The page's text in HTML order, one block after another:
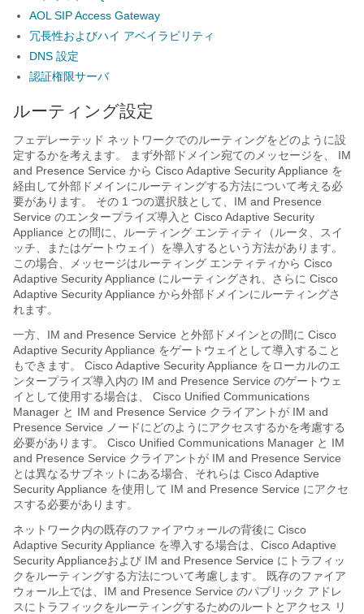
AOL SIP Access Gateway
冗長性およびハイ アベイラビリティ
DNS 設定
認証権限サーバ
ルーティング設定
フェデレーテッド ネットワークでのルーティングをどのように設
定するかを考えます。 まず外部ドメイン宛てのメッセージを、
IM
and Presence Service から Cisco Adaptive Security Appliance を
経由して外部ドメインにルーティングする方法について考える必
要があります。 その 1 つの選択肢として、 IM and Presence
Service のエンタープライズ導入と CiscoAdaptive Security
Appliance との間に、ルーティング エンティティ（ルータ、スイ
ッチ、またはゲートウェイ）を導入するという方法があります。
この場合、メッセージはルーティング エンティティから Cisco
Adaptive Security Appliance にルーティングされ、さらに Cisco
Adaptive Security Appliance から外部ドメインにルーティングさ
れます。
一方、 IM and Presence Service と外部ドメインとの間に Cisco
Adaptive Security Appliance をゲートウェイとして導入すること
もできます。 CiscoAdaptive Security Appliance をローカルのエ
ンタープライズ導入内の IM and Presence Service のゲートウェ
イとして使用する場合は、
Cisco Unified Communications
Manager と IM and Presence Service クライアントが IM and
Presence Service ノードにどのようにアクセスするかを考慮する
必要があります。 Cisco Unified Communications Manager と IM
and Presence Service クライアントが IM and Presence Service
とは異なるサブネットにある場合、それらは CiscoAdaptive
Security Appliance を使用して IM and Presence Service にアクセ
スする必要があります。
ネットワーク内の既存のファイアウォールの背後に Cisco
Adaptive Security Appliance を導入する場合は、CiscoAdaptive
Security Applianceおよび IM and Presence Service にトラフィッ
クをルーティングする方法について考慮します。 既存のファイア
ウォール上では、 IM and Presence Service のパブリック アドレ
スにトラフィックをルーティングするためのルートとアクセス リ